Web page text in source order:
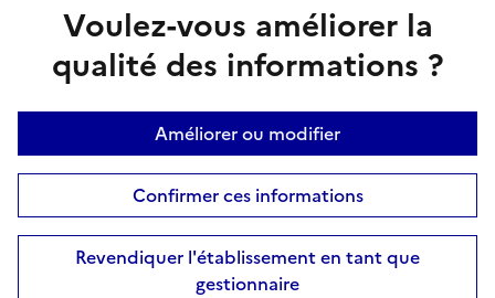
Voulez-vous améliorer la
qualité des informations ?
Améliorer ou modifier
Confirmer ces informations
Revendiquer l'établissement en tant que
gestionnaire